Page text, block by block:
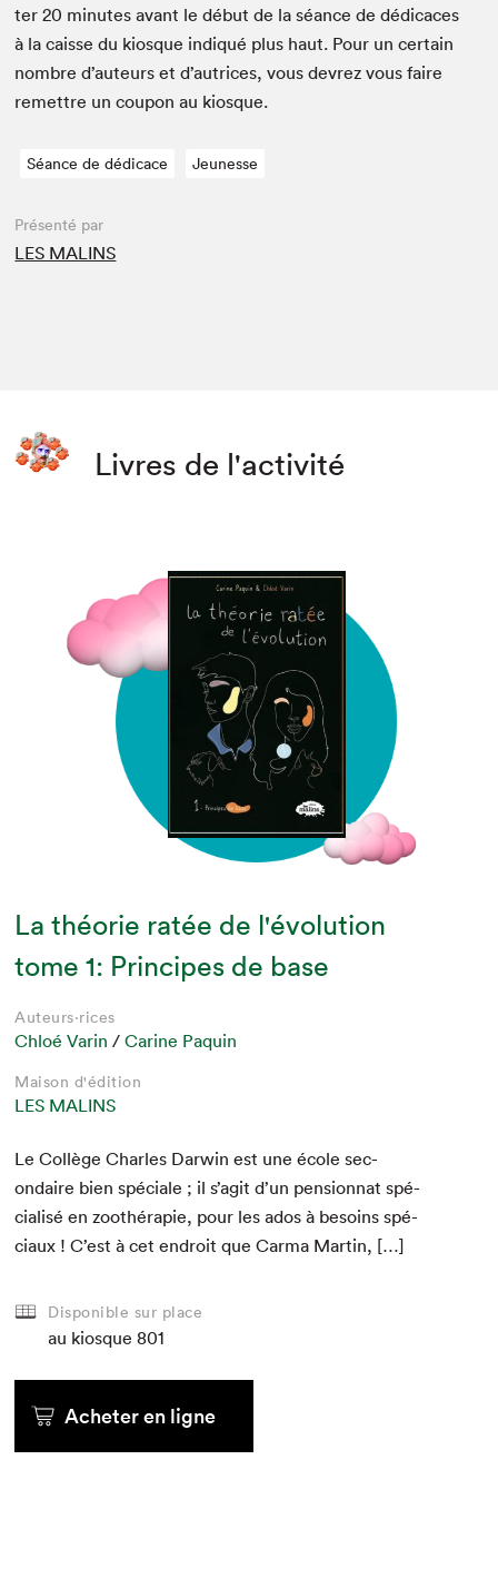
ter20 min­utes avant le début de la séance de dédi­caces
à la caisse du kiosque indiqué plus haut. Pour un cer­tain
nom­bre d’auteurs et d’autrices, vous devrez vous faire
remet­tre un coupon au kiosque.
Séance de dédicace Jeunesse
Présenté par
LES MALINS
Livres de l'activité
La théorie ratée de l'évolution
tome 1: Principes de base
Auteurs·rices
Chloé Varin /Carine Paquin
Maison d'édition
LES MALINS
Le Col­lège Charles Dar­win est une école sec­
ondaire bien spé­ciale ; il s’agit d’un pen­sion­nat spé­
cial­isé en zoothérapie, pour les ados à besoins spé­
ci­aux ! C’est à cet endroit que Car­ma Martin, […]
Disponible sur place
au kiosque 801
Acheter en ligne